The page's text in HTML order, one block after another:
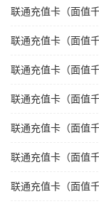
联通充值卡（面值
联通充值卡（面值
联通充值卡（面值
联通充值卡（面值
联通充值卡（面值
联通充值卡（面值
联通充值卡（面值